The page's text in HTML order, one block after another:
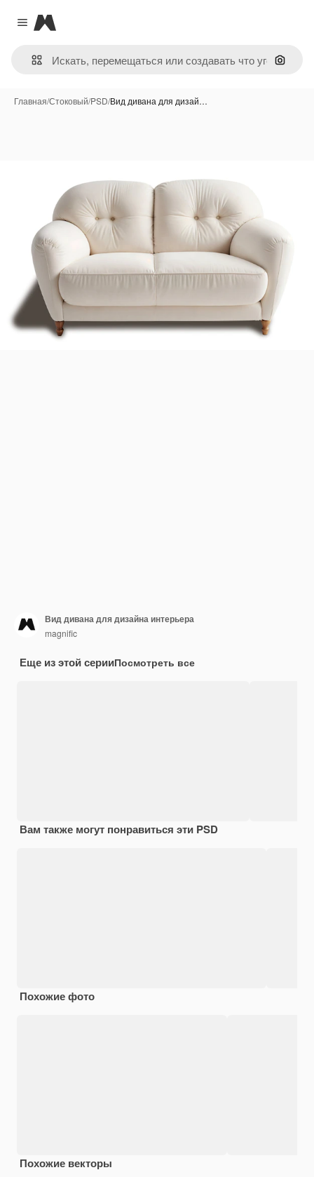
Close menu
Magnific
Поиск
Главная/Стоковый/PSD/Вид дивана для дизай…
Вид дивана для дизайна интерьера
magnific
Еще из этой серииПосмотреть все
Вам также могут понравиться эти PSD
Похожие фото
Похожие векторы